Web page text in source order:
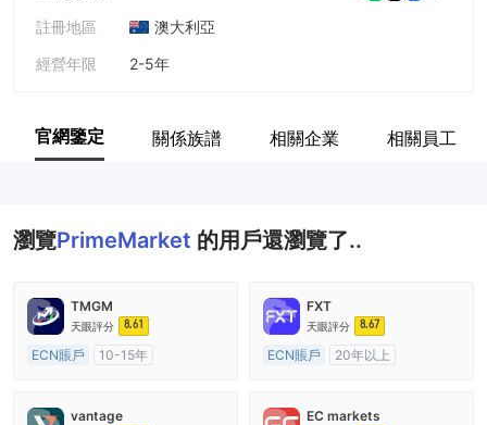
註冊地區
澳大利亞
經營年限
2-5年
官網鑒定 關係族譜 相關企業 相關員工
瀏覽PrimeMarket 的用戶還瀏覽了..
TMGM
天眼評分 8.61
ECN賬戶
10-15年
主標MT4
FXT
天眼評分 8.67
ECN賬戶
20年以上
主標MT4
vantage EC markets